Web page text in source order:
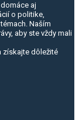
aj
o politike,
Naším
aby ste vždy mali
získajte dôležité